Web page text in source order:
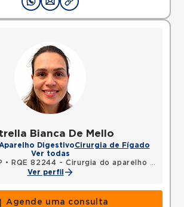
Bianca De Mello
DigestivoCirurgia de Fígado
Ver todas
•
RQE 82244 - Cirurgia do aparelho digestivo
Ver perfil
Agende uma consulta